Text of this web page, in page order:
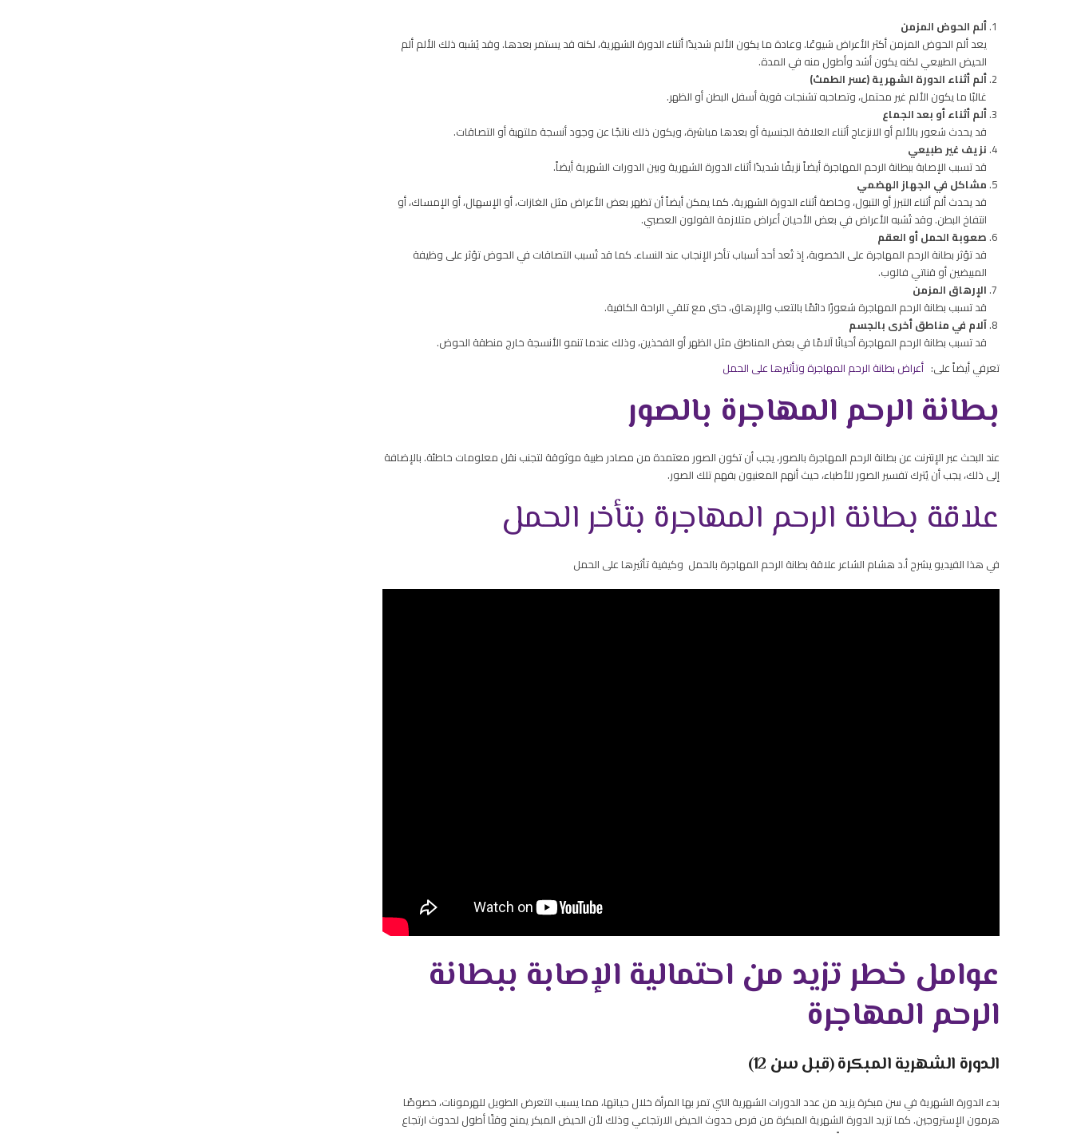
ألم الحوض المزمن
يعد ألم الحوض المزمن أكثر الأعراض شيوعًا. وعادة ما يكون الألم شديدًا أثناء الدورة الشهرية، لكنه قد يستمر بعدها. وقد يُشبه ذلك الألم ألم
الحيض الطبيعي لكنه يكون أشد وأطول منه في المدة.
ألم أثناء الدورة الشهرية (عسر الطمث)
غالبًا ما يكون الألم غير محتمل، وتصاحبه تشنجات قوية أسفل البطن أو الظهر.
ألم أثناء أو بعد الجماع
قد يحدث شعور بالألم أو الانزعاج أثناء العلاقة الجنسية أو بعدها مباشرة، ويكون ذلك ناتجًا عن وجود أنسجة ملتهبة أو التصاقات.
نزيف غير طبيعي
قد تسبب الإصابة ببطانة الرحم المهاجرة أيضاً نزيفًا شديدًا أثناء الدورة الشهرية وبين الدورات الشهرية أيضاً.
مشاكل في الجهاز الهضمي
قد يحدث ألم أثناء التبرز أو التبول، وخاصة أثناء الدورة الشهرية. كما يمكن أيضاً أن تظهر بعض الأعراض مثل الغازات، أو الإسهال، أو الإمساك، أو
انتفاخ البطن. وقد تُشبه الأعراض في بعض الأحيان أعراض متلازمة القولون العصبي.
صعوبة الحمل أو العقم
قد تؤثر بطانة الرحم المهاجرة على الخصوبة، إذ تُعد أحد أسباب تأخر الإنجاب عند النساء. كما قد تُسبب التصاقات في الحوض تؤثر على وظيفة
المبيضين أو قناتي فالوب.
الإرهاق المزمن
قد تسبب بطانة الرحم المهاجرة شعورًا دائمًا بالتعب والإرهاق، حتى مع تلقي الراحة الكافية.
آلام في مناطق أخرى بالجسم
قد تسبب بطانة الرحم المهاجرة أحيانًا آلامًا في بعض المناطق مثل الظهر أو الفخذين، وذلك عندما تنمو الأنسجة خارج منطقة الحوض.
تعرفي أيضاً على: أعراض بطانة الرحم المهاجرة وتأثيرها على الحمل
بطانة الرحم المهاجرة بالصور
عند البحث عبر الإنترنت عن بطانة الرحم المهاجرة بالصور، يجب أن تكون الصور معتمدة من مصادر طبية موثوقة لتجنب نقل معلومات خاطئة. بالإضافة
إلى ذلك، يجب أن يُترك تفسير الصور للأطباء، حيث أنهم المعنيون بفهم تلك الصور.
علاقة بطانة الرحم المهاجرة بتأخر الحمل
في هذا الفيديو يشرح أ.د هشام الشاعر علاقة بطانة الرحم المهاجرة بالحمل وكيفية تأثيرها على الحمل
عوامل خطر تزيد من احتمالية الإصابة ببطانة
الرحم المهاجرة
الدورة الشهرية المبكرة (قبل سن 12)
بدء الدورة الشهرية في سن مبكرة يزيد من عدد الدورات الشهرية التي تمر بها المرأة خلال حياتها، مما يسبب التعرض الطويل للهرمونات، خصوصًا
هرمون الإستروجين. كما تزيد الدورة الشهرية المبكرة من فرص حدوث الحيض الارتجاعي وذلك لأن الحيض المبكر يمنح وقتًا أطول لحدوث ارتجاع